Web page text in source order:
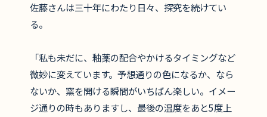
佐藤さんは三十年にわたり日々、探究を続けてい
る。
「私も未だに、釉薬の配合やかけるタイミングなど
微妙に変えています。予想通りの色になるか、なら
ないか、窯を開ける瞬間がいちばん楽しい。イメー
ジ通りの時もありますし、最後の温度をあと5度上